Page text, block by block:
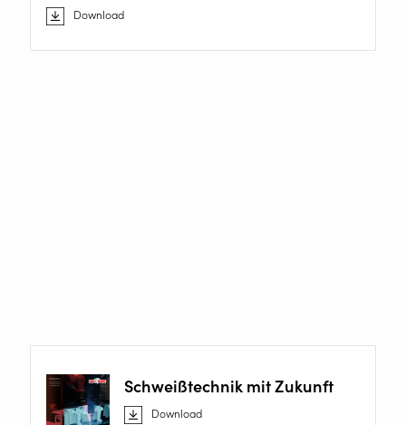
Download
Schweißtechnik mit Zukunft
Download